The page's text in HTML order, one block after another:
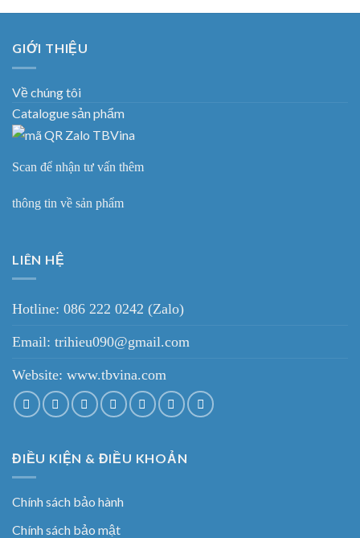
GIỚI THIỆU
Về chúng tôi
Catalogue sản phẩm
Scan để nhận tư vấn thêm
thông tin về sản phẩm
LIÊN HỆ
Hotline: 086 222 0242 (Zalo)
Email: trihieu090@gmail.com
Website: www.tbvina.com
ĐIỀU KIỆN & ĐIỀU KHOẢN
Chính sách bảo hành
Chính sách bảo mật